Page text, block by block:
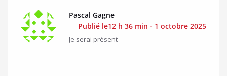
Pascal Gagne
Publié le12 h 36 min - 1 octobre 2025
Je serai présent